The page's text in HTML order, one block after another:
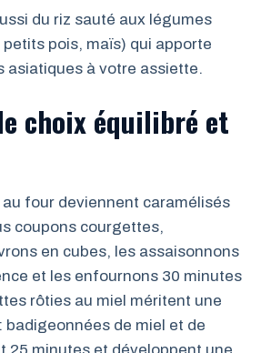
du riz sauté aux légumes
pois, maïs) qui apporte
asiatiques à votre assiette.
choix équilibré et
four deviennent caramélisés
coupons courgettes,
en cubes, les assaisonnons
et les enfournons 30 minutes
rôties au miel méritent une
badigeonnées de miel et de
25 minutes et développent une